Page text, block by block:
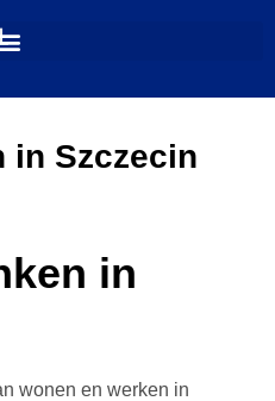
in Szczecin
in
wonen en werken in